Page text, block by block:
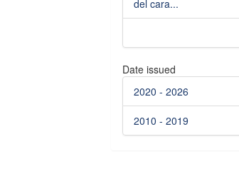
del cara...
Date issued
2020 - 2026
2010 - 2019